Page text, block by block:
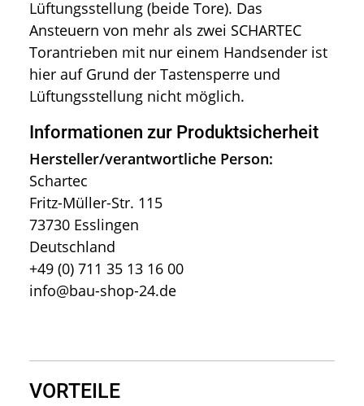
Lüftungsstellung (beide Tore). Das
Ansteuern von mehr als zwei SCHARTEC
Torantrieben mit nur einem Handsender ist
hier auf Grund der Tastensperre und
Lüftungsstellung nicht möglich.
Informationen zur Produktsicherheit
Hersteller/verantwortliche Person:
Schartec
Fritz-Müller-Str. 115
73730 Esslingen
Deutschland
+49 (0) 711 35 13 16 00
info@bau-shop-24.de
VORTEILE